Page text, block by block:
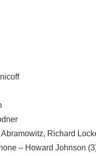
Richard
– Howard Johnson